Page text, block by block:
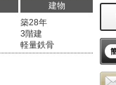
建物
築28年
3階建
軽量鉄骨